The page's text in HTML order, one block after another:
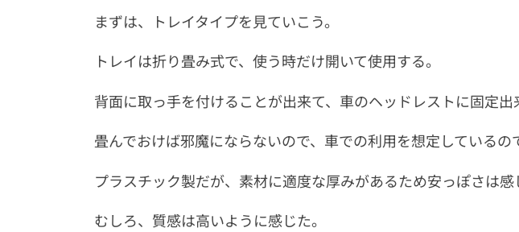
まずは、トレイタイプを見ていこう。
トレイは折り畳み式で、使う時だけ開いて使用する。
背面に取っ手を付けることが出来て、車のヘッドレストに固定出
畳んでおけば邪魔にならないので、車での利用を想定しているの
プラスチック製だが、素材に適度な厚みがあるため安っぽさは感
むしろ、質感は高いように感じた。